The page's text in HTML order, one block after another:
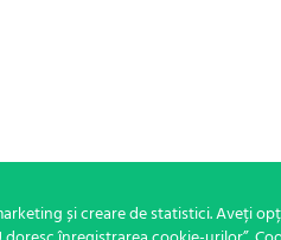
și creare de statistici. Aveți